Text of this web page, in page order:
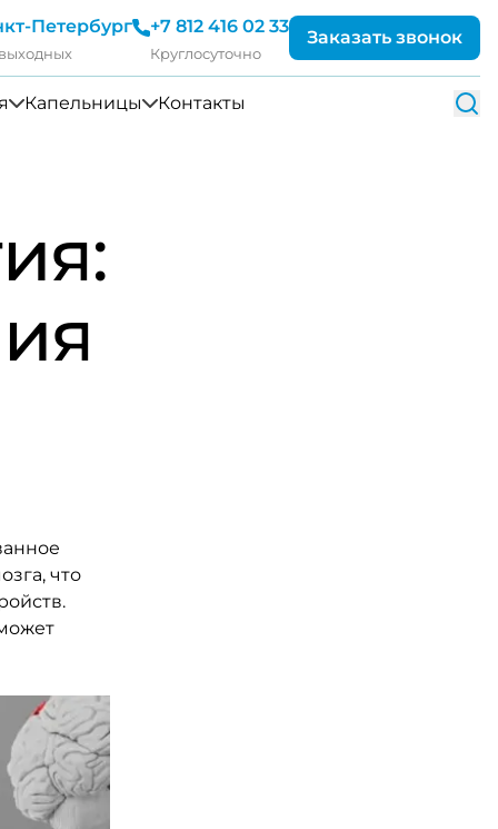
Петербург +7 812 416 02 33
Круглосуточно
Заказать звонок
Капельницы Контакты
что